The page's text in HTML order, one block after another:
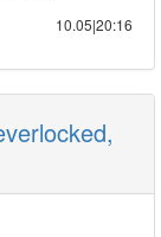
10.05|20:16